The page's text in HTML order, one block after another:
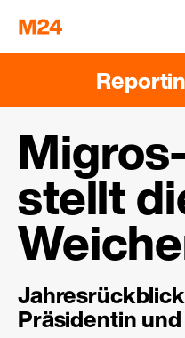
stellt
Präsidentin